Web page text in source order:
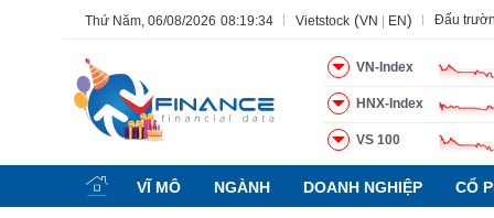
Thứ Năm, 06/08/2026 08:19:35 Vietstock (VN EN) Đấu
VN-Index
HNX-Index
VS 100
VĨ MÔ NGÀNH DOANH NGHIỆP CỔ
Tính năng Ngành Mã chứng khoán Lãnh